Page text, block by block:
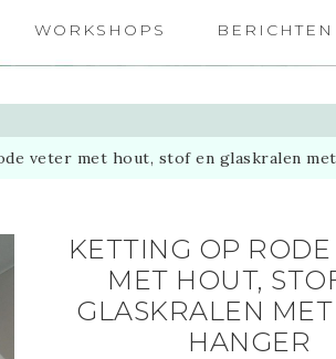
WORKSHOPS BERICHTEN
veter met hout, stof en glaskralen
KETTING OP RODE
MET HOUT,
GLASKRALEN
HANGER